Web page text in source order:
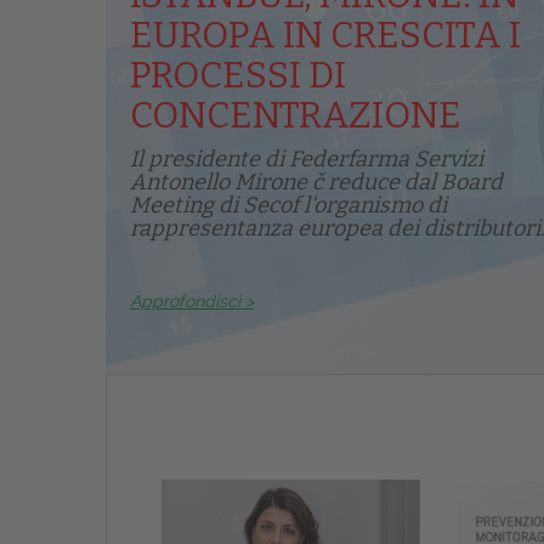
EUROPA IN CRESCITA I
PROCESSI DI
CONCENTRAZIONE
Il presidente di Federfarma Servizi
Antonello Mirone č reduce dal Board
Meeting di Secof l'organismo di
rappresentanza europea dei
Approfondisci >